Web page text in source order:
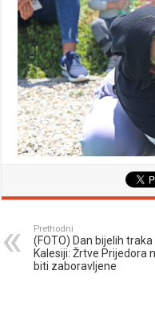
Prethodni
(FOTO) Dan bijelih traka
Kalesiji: Žrtve Prijedora
biti zaboravljene